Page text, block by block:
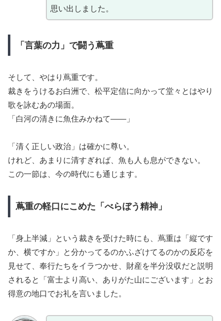
思い出しました。
「言葉の力」で闘う蔦重
そして、やはり蔦重です。
裁きをうけるお白洲で、松平定信に向かって堂々とはやり
歌を詠むあの場面。
「白河の清きに魚住みかねて――」
「清く正しい政治」は確かに尊い。
けれど、あまりに清すぎれば、魚も人も息ができない。
この一節は、今の時代にも通じます。
蔦重の軽口にこめた「べらぼう精神」
「身上半減」という裁きを受けた時にも、蔦重は「縦です
か、横ですか」と分かってるのかふざけてるのかの反応を
見せて、奉行たちをイラつかせ、財産を半分没収だと説明
されると「富士より高い、ありがた山にございます」とお
得意の地口でお礼を言いました。